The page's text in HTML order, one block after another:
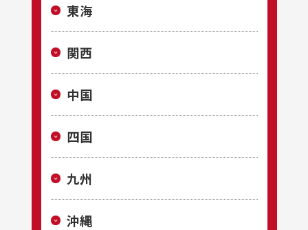
東海
関西
中国
四国
九州
沖縄